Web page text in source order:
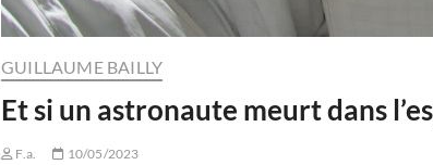
GUILLAUME BAILLY
Et si un astronaute meurt dans
F.a. 10/05/2023